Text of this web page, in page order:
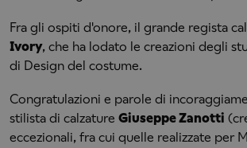
Fra gli ospiti d'onore, il grande regista
Ivory, che ha lodato le creazioni degli
di Design del costume.
Congratulazioni e parole di
stilista di calzature Giuseppe Zanotti
eccezionali, fra cui quelle realizzate per